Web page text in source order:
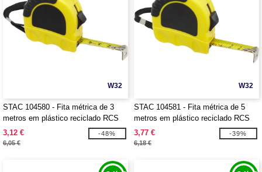
W32
STAC 104580 - Fita métrica de 3
metros em plástico reciclado RCS
"Rule"
3,12 €
6,05 €
-48%
W32
STAC 104581 - Fita métrica de 5
metros em plástico reciclado RCS
"Rule"
3,77 €
6,18 €
-39%